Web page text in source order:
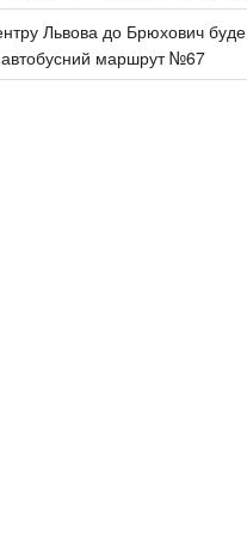
Львова до Брюхович буде
автобусний маршрут №67